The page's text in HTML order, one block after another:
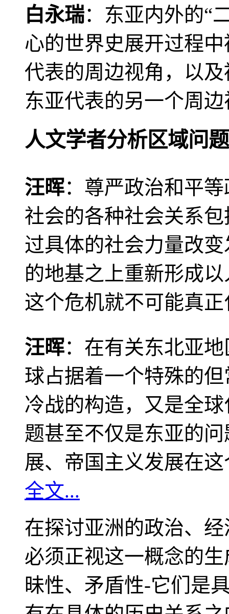
白永瑞：东亚内外的“
心的世界史展开过程
代表的周边视角，以
东亚代表的另一个周
人文学者分析区域问题
汪晖：尊严政治和平
社会的各种社会关系
过具体的社会力量改
的地基之上重新形成
这个危机就不可能真
汪晖：在有关东北亚
球占据着一个特殊的
冷战的构造，又是全
题甚至不仅是东亚的
展、帝国主义发展在
全文...
在探讨亚洲的政治、
必须正视这一概念的
昧性、矛盾性-它们是